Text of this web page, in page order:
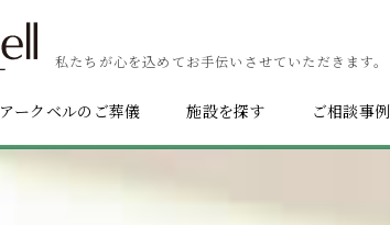
私たちが心を込めてお手伝いさせていただきます。
アークベルのご葬儀 施設を探す ご相談事例